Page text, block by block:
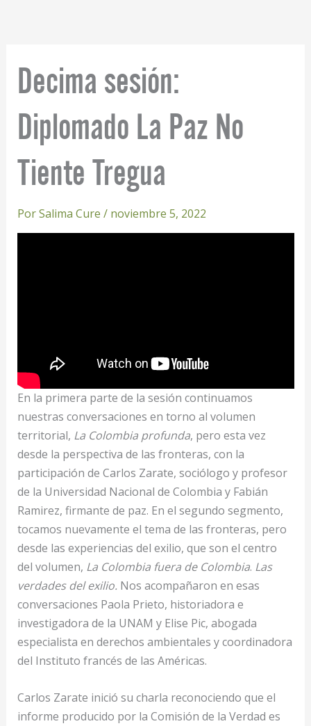
Decima sesión:
Diplomado La Paz No
Tiente Tregua
PorSalima Cure / noviembre 5, 2022
En la primera parte de la sesión continuamos
nuestras conversaciones en torno al volumen
territorial, La Colombia profunda, pero esta vez
desde la perspectiva de las fronteras, con la
participación de Carlos Zarate, sociólogo y profesor
de la Universidad Nacional de Colombia y Fabián
Ramirez, firmante de paz. En el segundo segmento,
tocamos nuevamente el tema de las fronteras, pero
desde las experiencias del exilio, que son el centro
del volumen, La Colombia fuera de Colombia. Las
verdades del exilio. Nos acompañaron en esas
conversaciones Paola Prieto, historiadora e
investigadora de la UNAM y Elise Pic, abogada
especialista en derechos ambientales y coordinadora
del Instituto francés de las Américas.
Carlos Zarate inició su charla reconociendo que el
informe producido por la Comisión de la Verdad es